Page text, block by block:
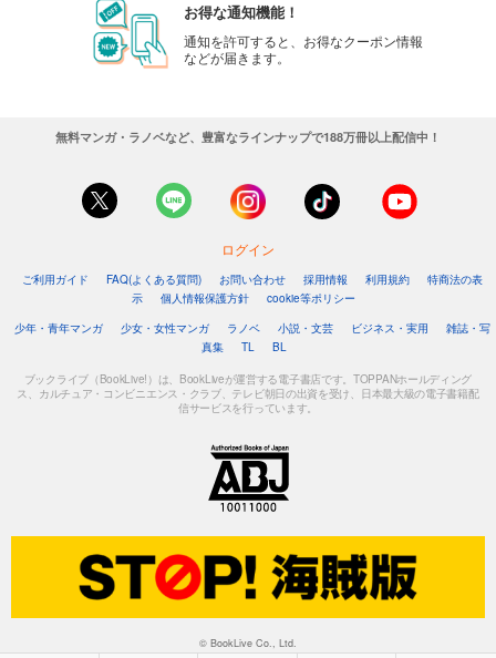
お得な通知機能！
通知を許可すると、お得なクーポン情報
などが届きます。
無料マンガ・ラノベなど、豊富なラインナップで188万冊以上配信中！
ログイン
ご利用ガイド FAQ(よくある質問) お問い合わせ 採用情報 利用規約
特商法の表
示
個人情報保護方針
cookie等ポリシー
少年・青年マンガ
少女・女性マンガ ラノベ 小説・文芸 ビジネス・実用
雑誌・写
真集
TL BL
ブックライブ（BookLive!）は、BookLiveが運営する電子書店です。TOPPANホールディング
ス、カルチュア・コンビニエンス・クラブ、テレビ朝日の出資を受け、日本最大級の電子書籍配
信サービスを行っています。
© BookLive Co., Ltd.